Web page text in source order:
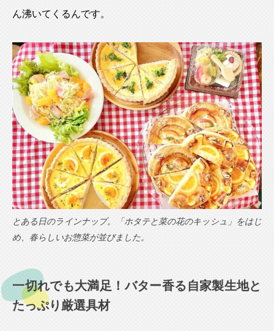
ん沸いてくるんです。
とある日のラインナップ。「ホタテと菜の花のキッシュ」をはじ
め、春らしいお惣菜が並びました。
一切れでも大満足！バター香る自家製生地と
たっぷり厳選具材